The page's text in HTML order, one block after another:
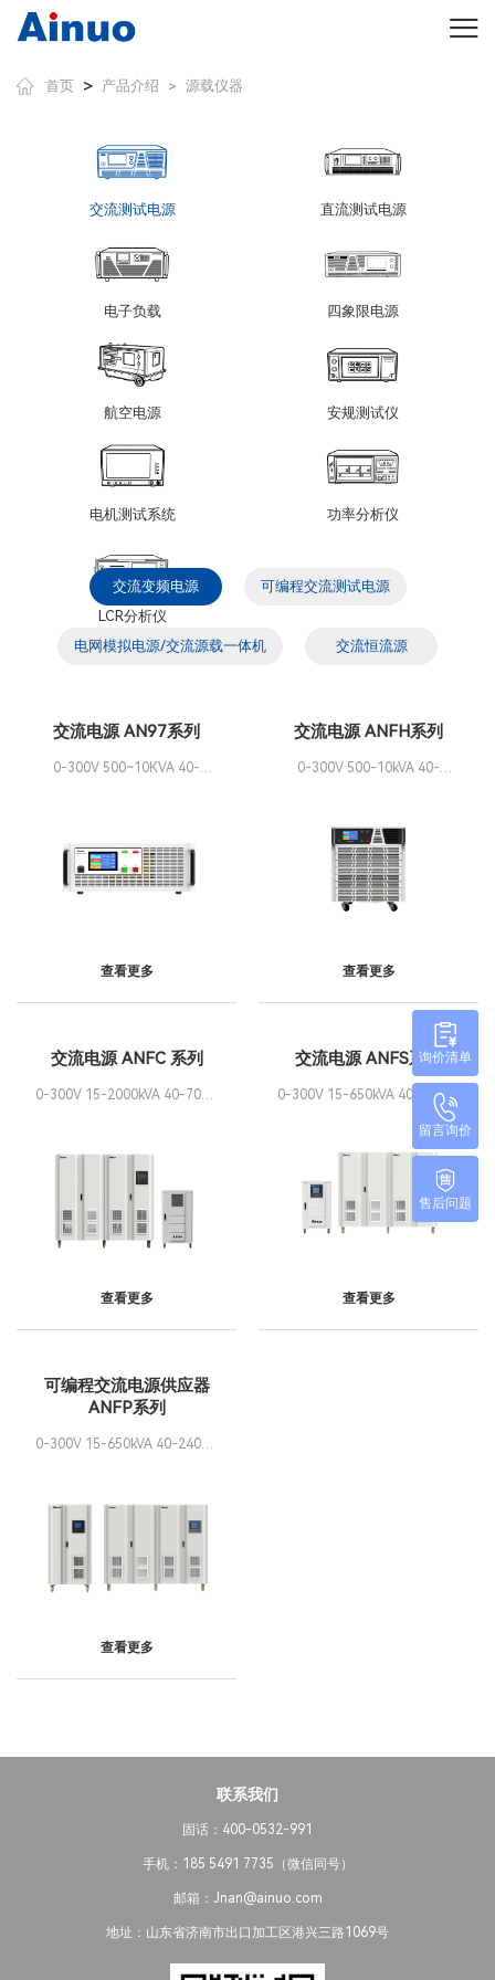
首页 > 产品介绍 > 源载仪器
交流测试电源 直流测试电源
电子负载 四象限电源
航空电源 安规测试仪
电机测试系统 功率分析仪
LCR分析仪
交流变频电源 可编程交流测试电源
电网模拟电源/交流源载一体机 交流恒流源
交流电源 AN97系列
0-300V 500~10KVA 40-
查看更多
交流电源 ANFH系列
0-300V 500-10kVA 40-
查看更多
交流电源 ANFC 系列
0-300V 15-2000kVA 40-70Hz
查看更多
交流电源 ANFS系列
0-300V 15-650kVA 40-240Hz
查看更多
可编程交流电源供应器
ANFP系列
0-300V 15-650kVA 40-240Hz
查看更多
联系我们
固话：400-0532-991
手机：185 5491 7735（微信同号）
邮箱：Jnan@ainuo.com
地址：山东省济南市出口加工区港兴三路1069号
询价清单
留言询价
售后问题